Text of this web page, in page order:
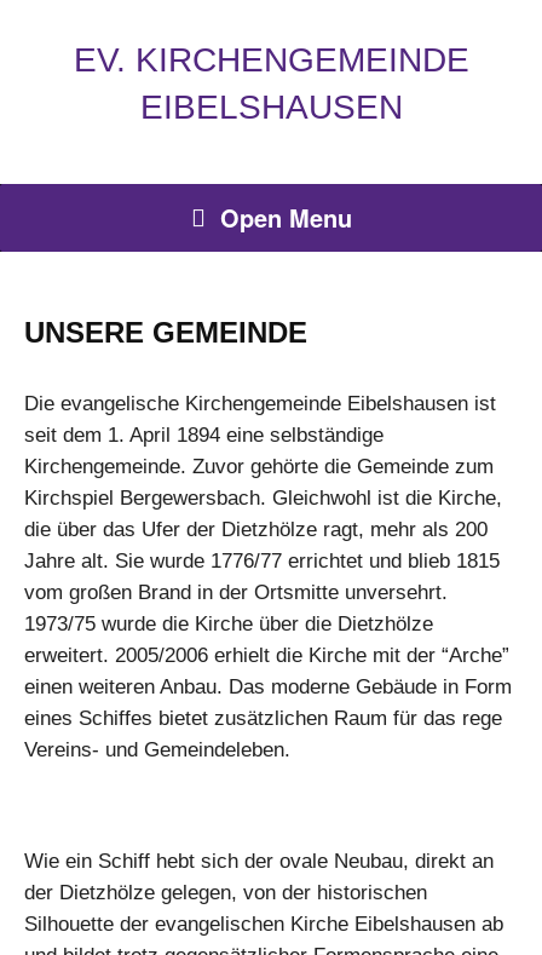
EV. KIRCHENGEMEINDE
EIBELSHAUSEN
Open Menu
UNSERE GEMEINDE
Die evangelische Kirchengemeinde Eibelshausen ist
seit dem 1. April 1894 eine selbständige
Kirchengemeinde. Zuvor gehörte die Gemeinde zum
Kirchspiel Bergewersbach. Gleichwohl ist die Kirche,
die über das Ufer der Dietzhölze ragt, mehr als 200
Jahre alt. Sie wurde 1776/77 errichtet und blieb 1815
vom großen Brand in der Ortsmitte unversehrt.
1973/75 wurde die Kirche über die Dietzhölze
erweitert. 2005/2006 erhielt die Kirche mit der “Arche”
einen weiteren Anbau. Das moderne Gebäude in Form
eines Schiffes bietet zusätzlichen Raum für das rege
Vereins- und Gemeindeleben.
Wie ein Schiff hebt sich der ovale Neubau, direkt an
der Dietzhölze gelegen, von der historischen
Silhouette der evangelischen Kirche Eibelshausen ab